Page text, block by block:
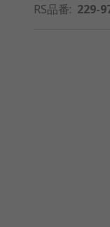
RS品番: 229-